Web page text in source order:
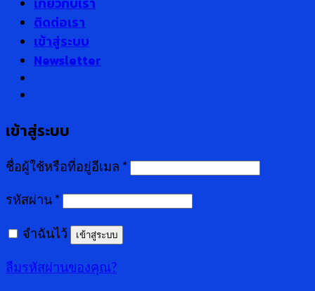
ติดต่อเรา
เข้าสู่ระบบ
Newsletter
เข้าสู่ระบบ
ชื่อผู้ใช้หรือที่อยู่อีเมล *
รหัสผ่าน *
จำฉันไว้ เข้าสู่ระบบ
ลืมรหัสผ่านของคุณ?